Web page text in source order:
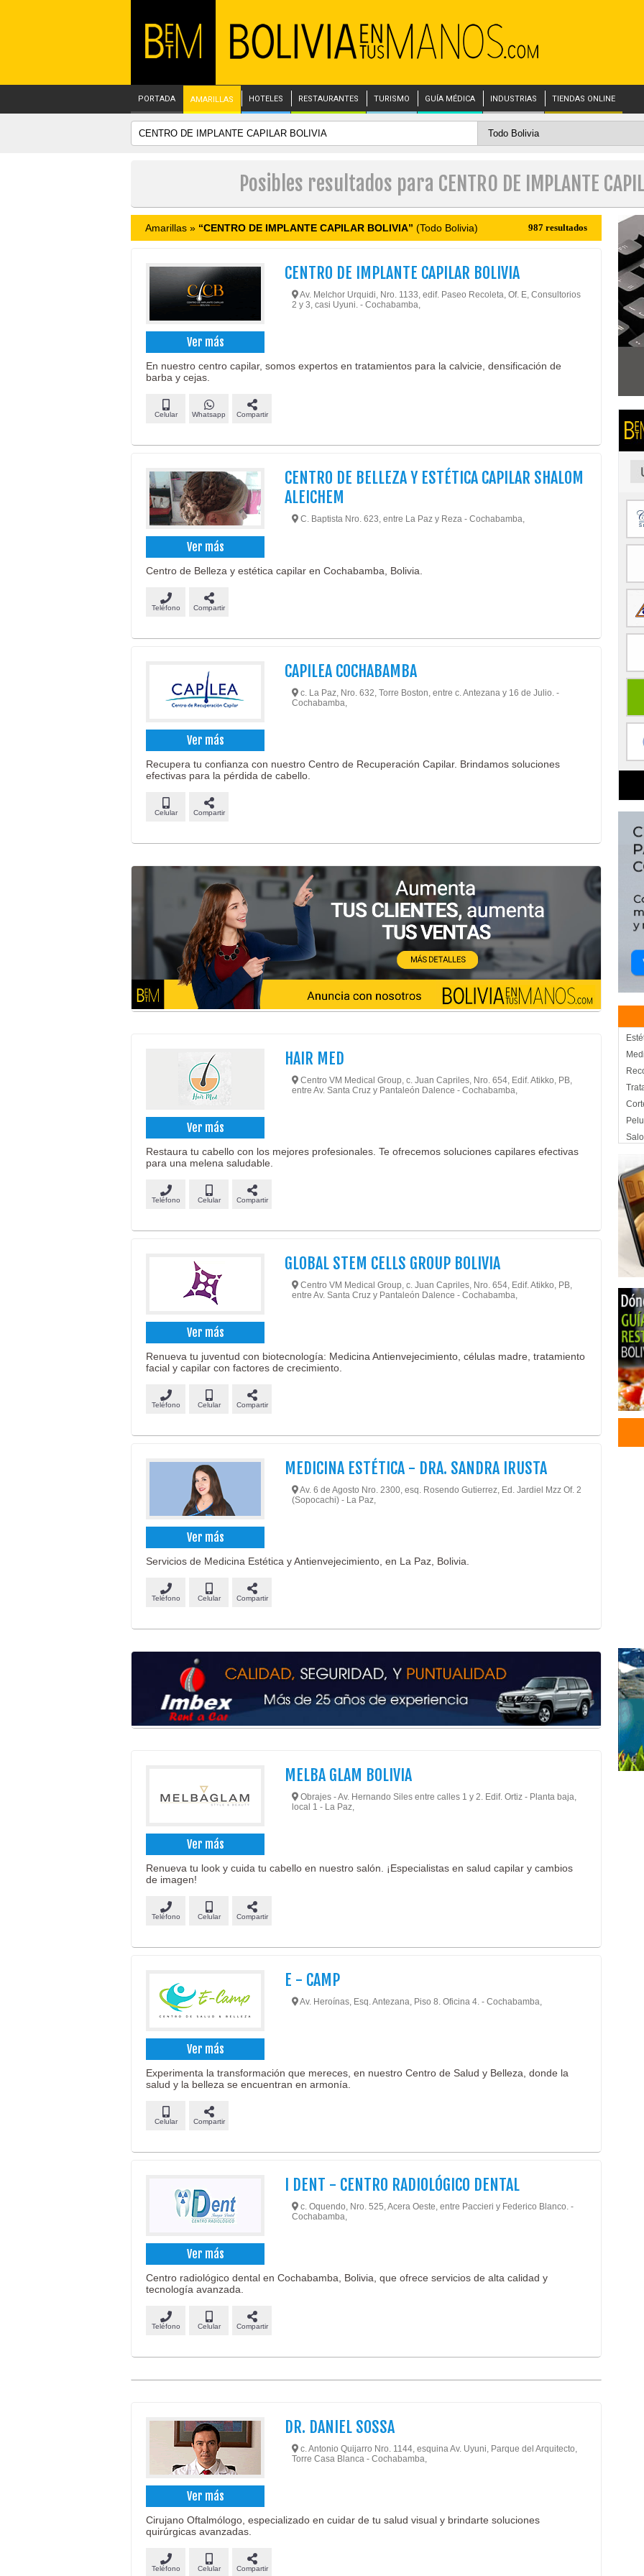
PORTADA AMARILLAS HOTELES RESTAURANTES TURISMO GUÍA MÉDICA INDUSTRIAS TIENDAS ONLINE
Posibles resultados para CENTRO DE IMPLANTE
Amarillas » “CENTRO DE IMPLANTE CAPILAR BOLIVIA” (Todo Bolivia) 987 resultados
Ver más
CENTRO DE IMPLANTE CAPILAR BOLIVIA
Av. Melchor Urquidi, Nro. 1133, edif. Paseo Recoleta, Of. E, Consultorios
2 y 3, casi Uyuni. - Cochabamba,
En nuestro centro capilar, somos expertos en tratamientos para la calvicie, densificación de
barba y cejas.
Celular Whatsapp Compartir
Ver más
CENTRO DE BELLEZA Y ESTÉTICA CAPILAR SHALOM
ALEICHEM
C. Baptista Nro. 623, entre La Paz y Reza - Cochabamba,
Centro de Belleza y estética capilar en Cochabamba, Bolivia.
Teléfono Compartir
Ver más
CAPILEA COCHABAMBA
c. La Paz, Nro. 632, Torre Boston, entre c. Antezana y 16 de Julio. -
Cochabamba,
Recupera tu confianza con nuestro Centro de Recuperación Capilar. Brindamos soluciones
efectivas para la pérdida de cabello.
Celular Compartir
Ver más
HAIR MED
Centro VM Medical Group, c. Juan Capriles, Nro. 654, Edif. Atikko, PB,
entre Av. Santa Cruz y Pantaleón Dalence - Cochabamba,
Restaura tu cabello con los mejores profesionales. Te ofrecemos soluciones capilares efectivas
para una melena saludable.
Teléfono Celular Compartir
Ver más
GLOBAL STEM CELLS GROUP BOLIVIA
Centro VM Medical Group, c. Juan Capriles, Nro. 654, Edif. Atikko, PB,
entre Av. Santa Cruz y Pantaleón Dalence - Cochabamba,
Renueva tu juventud con biotecnología: Medicina Antienvejecimiento, células madre, tratamiento
facial y capilar con factores de crecimiento.
Teléfono Celular Compartir
Ver más
MEDICINA ESTÉTICA - DRA. SANDRA IRUSTA
Av. 6 de Agosto Nro. 2300, esq. Rosendo Gutierrez, Ed. Jardiel Mzz Of. 2
(Sopocachi) - La Paz,
Servicios de Medicina Estética y Antienvejecimiento, en La Paz, Bolivia.
Teléfono Celular Compartir
Ver más
MELBA GLAM BOLIVIA
Obrajes - Av. Hernando Siles entre calles 1 y 2. Edif. Ortiz - Planta baja,
local 1 - La Paz,
Renueva tu look y cuida tu cabello en nuestro salón. ¡Especialistas en salud capilar y cambios
de imagen!
Teléfono Celular Compartir
Ver más
E - CAMP
Av. Heroínas, Esq. Antezana, Piso 8. Oficina 4. - Cochabamba,
Experimenta la transformación que mereces, en nuestro Centro de Salud y Belleza, donde la
salud y la belleza se encuentran en armonía.
Celular Compartir
Ver más
I DENT - CENTRO RADIOLÓGICO DENTAL
c. Oquendo, Nro. 525, Acera Oeste, entre Paccieri y Federico Blanco. -
Cochabamba,
Centro radiológico dental en Cochabamba, Bolivia, que ofrece servicios de alta calidad y
tecnología avanzada.
Teléfono Celular Compartir
Ver más
DR. DANIEL SOSSA
c. Antonio Quijarro Nro. 1144, esquina Av. Uyuni, Parque del Arquitecto,
Torre Casa Blanca - Cochabamba,
Cirujano Oftalmólogo, especializado en cuidar de tu salud visual y brindarte soluciones
quirúrgicas avanzadas.
Teléfono Celular Compartir